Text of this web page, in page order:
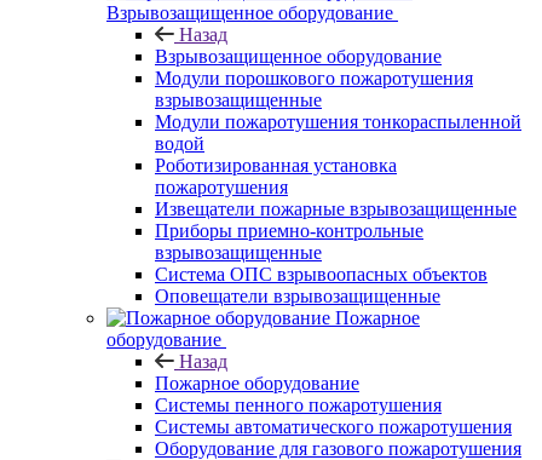
Взрывозащищенное оборудование
Назад
Взрывозащищенное оборудование
Модули порошкового пожаротушения
взрывозащищенные
Модули пожаротушения тонкораспыленной
водой
Роботизированная установка
пожаротушения
Извещатели пожарные взрывозащищенные
Приборы приемно-контрольные
взрывозащищенные
Система ОПС взрывоопасных объектов
Оповещатели взрывозащищенные
Пожарное
оборудование
Назад
Пожарное оборудование
Системы пенного пожаротушения
Системы автоматического пожаротушения
Оборудование для газового пожаротушения